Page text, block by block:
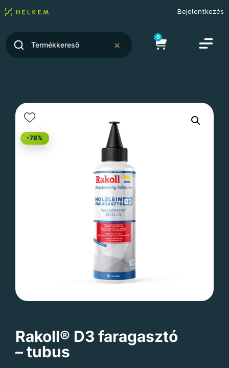
Bejelentkezés
0
Rakoll® D3 faragasztó
– tubus
-78%